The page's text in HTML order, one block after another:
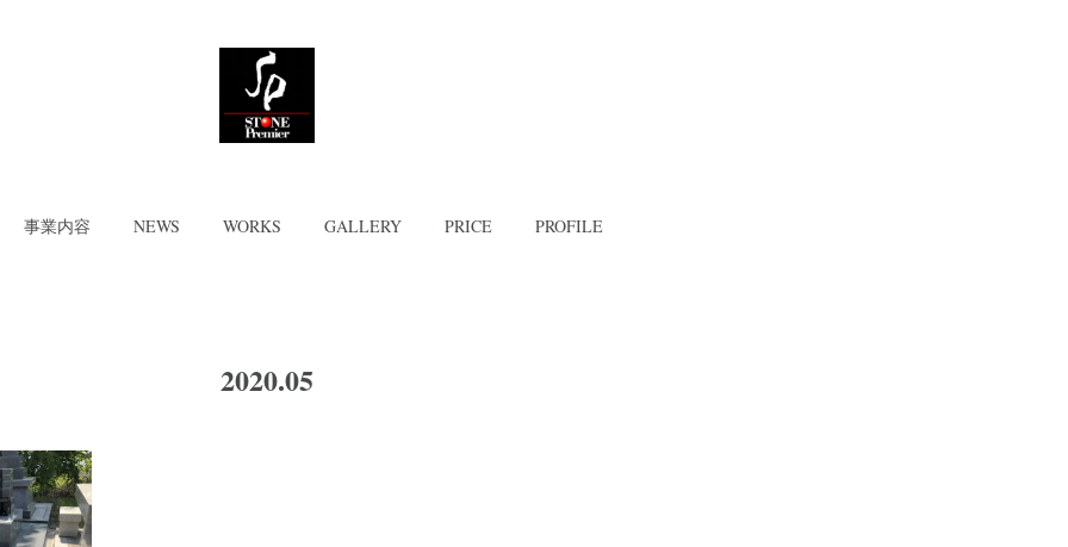
事業内容 NEWS WORKS GALLERY PRICE PROFILE
2020.05